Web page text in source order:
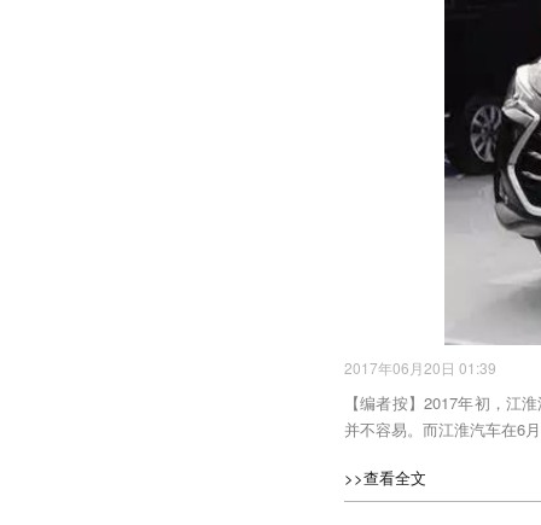
2017年06月20日 01:39
【编者按】2017年初，江
并不容易。而江淮汽车在6
>>查看全文